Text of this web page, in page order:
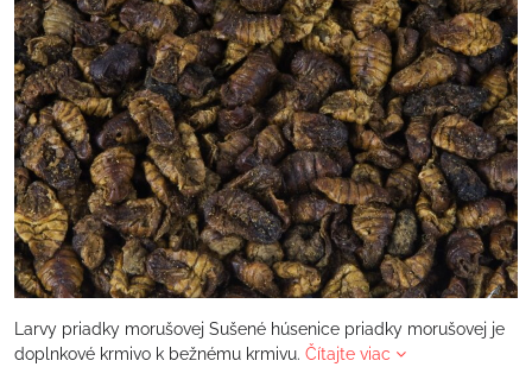
Larvy priadky morušovej Sušené húsenice priadky morušovej je
doplnkové krmivo k bežnému krmivu. Čítajte viac